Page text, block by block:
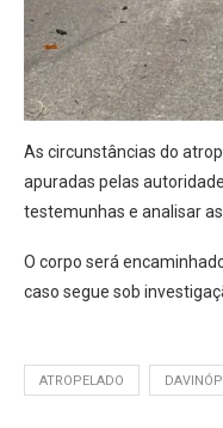
As circunstâncias do
apuradas pelas
testemunhas e analisar
O corpo será
caso segue sob
ATROPELADO